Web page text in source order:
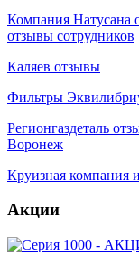
Компания Натусана
отзывы сотрудников
Каляев отзывы
Фильтры
Регионгаздеталь
Воронеж
Круизная компания
Акции